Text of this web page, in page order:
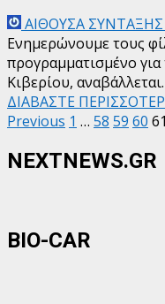
ΑΙΘΟΥΣΑ ΣΥΝΤΑΞΗΣ
Ενημερώνουμε τους
προγραμματισμένο
Κιβερίου, αναβάλλεται.
ΔΙΑΒΑΣΤΕ
Σελιδοποίηση
άρθρων
Previous 1 … 58 59 60 61
NEXTNEWS.GR
BIO-CAR